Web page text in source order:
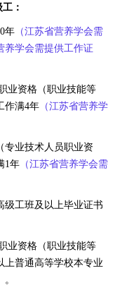
：
年 （江苏省营养学会需
养学会需提供工作证
业资格（职业技能等
作满4年 （江苏省营养学
专业技术人员职业资
1年 （江苏省营养学会需
级工班及以上毕业证书
业资格（职业技能等
上普通高等学校本专业